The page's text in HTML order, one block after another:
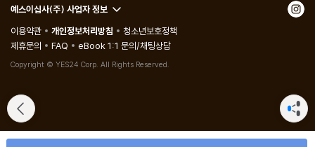
예스이십사(주) 사업자 정보
이용약관
개인정보처리방침
청소년보호정책
제휴문의
FAQ eBook 1:1 문의/채팅상담
Copyright © YES24 Corp. All Rights Reserved.